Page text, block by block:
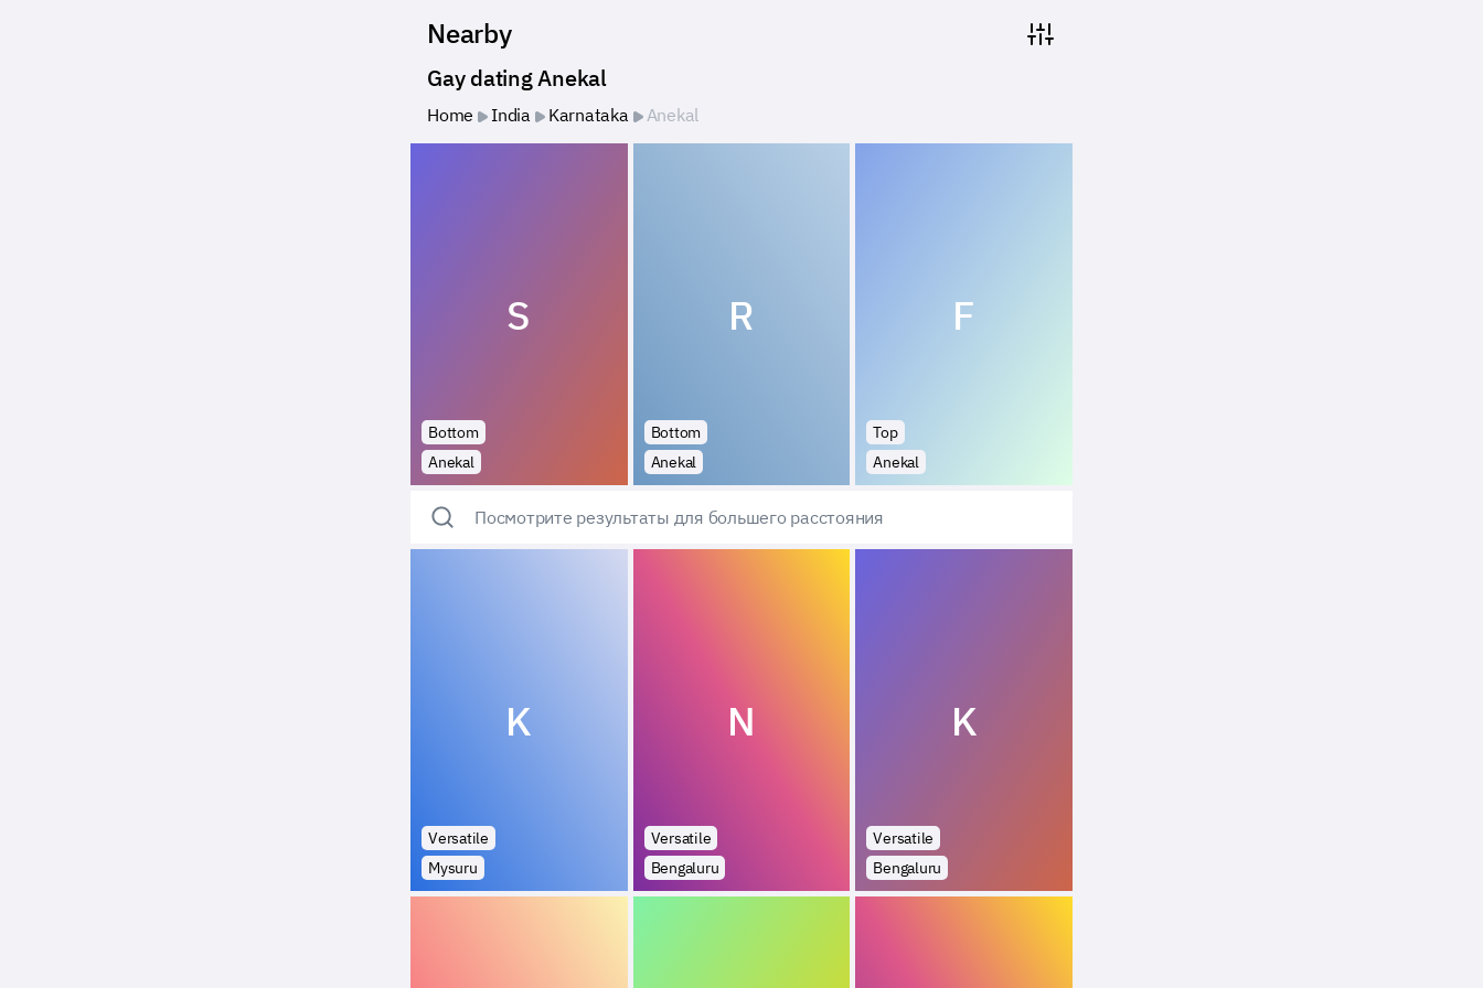
Nearby
Gay dating Anekal
Home India Karnataka Anekal
S
Bottom
Anekal
R
Bottom
Anekal
F
Top
Anekal
Посмотрите результаты для большего расстояния
K
Versatile
Mysuru
N
Versatile
Bengaluru
K
Versatile
Bengaluru